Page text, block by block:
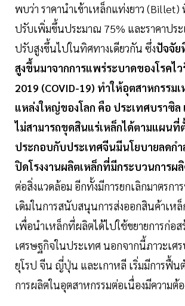
พบว่า ราคานำเข้าเหล็กแท่งยาว
ปรับเพิ่มขึ้นประมาณ 75% และราคาปร
ปรับสูงขึ้นไปในทิศทางเดียวกัน ซึ่งปัจจัย
สูงขึ้นมาจากการแพร่ระบาดของโรคไว
2019 (COVID-19) ทำให้อุตสาหกรรม
แหล่งใหญ่ของโลก คือ ประเทศบราซิล
ไม่สามารถขุดสินแร่เหล็กได้ตามแผนที่
ประกอบกับประเทศจีนมีนโยบายลดกำ
ปิดโรงงานผลิตเหล็กที่มีกระบวนการผ
ต่อสิ่งแวดล้อม อีกทั้งมีการยกเลิกมาตรก
เดิมในการสนับสนุนการส่งออกสินค้าเหล็
เพื่อนำเหล็กที่ผลิตได้ไปใช้ขยายการก่อส
เศรษฐกิจในประเทศ นอกจากนี้ภาวะเศ
ยุโรป จีน ญี่ปุ่น และเกาหลี เริ่มมีการฟื้น
การผลิตในอุตสาหกรรมต่อเนื่องมีความต้